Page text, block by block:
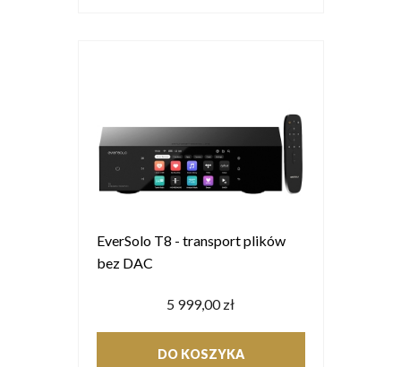
EverSolo T8 - transport plików
bez DAC
5 999,00 zł
DO KOSZYKA